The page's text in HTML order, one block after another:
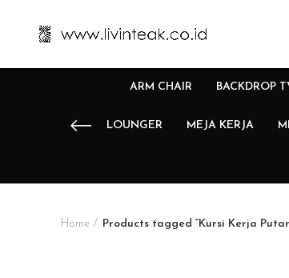
ARM CHAIR BACKDROP
LOUNGER MEJA KERJA
Home Products tagged “Kursi Kerja